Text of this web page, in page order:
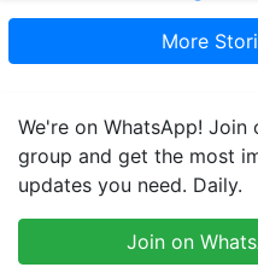
More
We're on WhatsApp! Join
group and get the most
updates you need. Daily.
Join on